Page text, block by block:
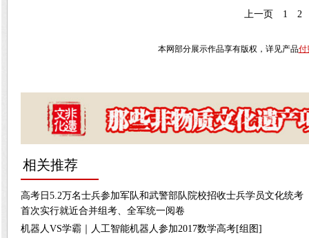
上一页 1 2
本网部分展示作品享有版权，详见产品付
相关推荐
高考日5.2万名士兵参加军队和武警部队院校招收士兵学员文化统考
首次实行就近合并组考、全军统一阅卷
机器人VS学霸｜人工智能机器人参加2017数学高考[组图]